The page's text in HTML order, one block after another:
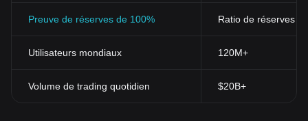
Preuve de réserves de 100% Ratio de réserves >
Utilisateurs mondiaux 120M+
Volume de trading quotidien $20B+